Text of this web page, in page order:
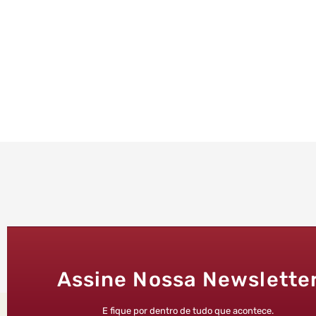
Assine Nossa
E fique por dentro de tudo que acontece.